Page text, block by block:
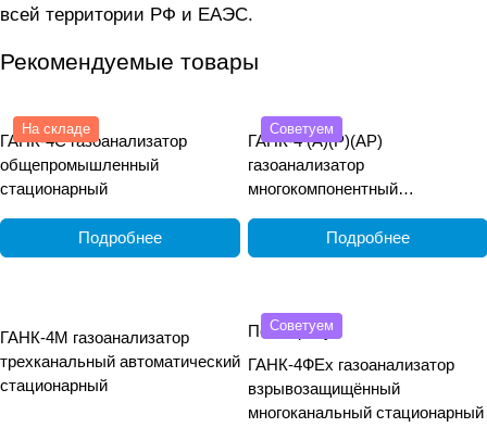
всей территории РФ и ЕАЭС.
Рекомендуемые товары
На складе
ГАНК-4С газоанализатор
общепромышленный
стационарный
Подробнее
Советуем
ГАНК-4 (А)(Р)(АР)
газоанализатор
многокомпонентный
переноснойПодробнее
ГАНК-4М газоанализатор
трехканальный автоматический
стационарный
Советуем
По запросу
ГАНК-4ФEx газоанализатор
взрывозащищённый
многоканальный стационарный